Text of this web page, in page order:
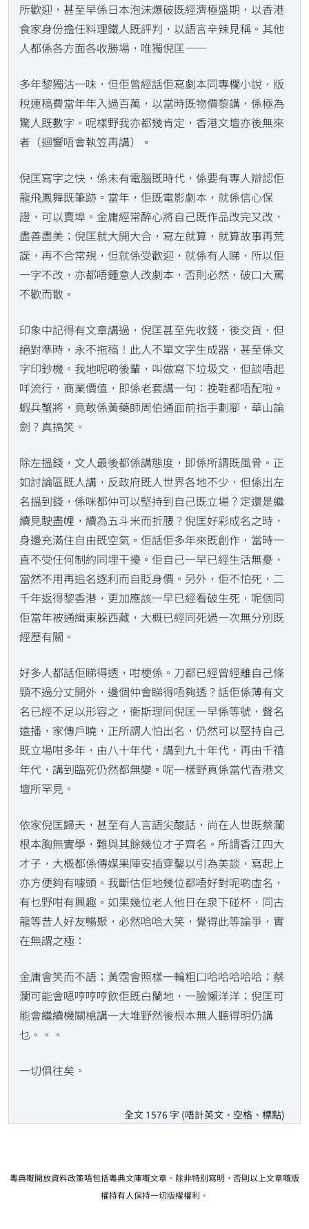
所歡迎，甚至早係日本泡沫爆破既經濟極盛期，以香港
食家身份擔任料理鐵人既評判，以語言辛辣見稱。其他
人都係各方面各收勝場，唯獨倪匡——
多年黎獨沽一味，但佢曾經話佢寫劇本同專欄小說，版
稅連稿費當年年入過百萬，以當時既物價黎講，係極為
驚人既數字。呢樣野我亦都幾肯定，香港文壇亦後無來
者（迴響唔會執笠再講）。
倪匡寫字之快，係未有電腦既時代，係要有專人辯認佢
龍飛鳳舞既筆跡。當年，佢既電影劇本，就係信心保
證，可以賣埠。金庸經常醉心將自己既作品改完又改，
盡善盡美；倪匡就大開大合，寫左就算，就算故事再荒
誕，再不合常規，但就係受歡迎，就係有人睇，所以佢
一字不改，亦都唔鍾意人改劇本，否則必然，破口大罵
不歡而散。
印象中記得有文章講過，倪匡甚至先收錢，後交貨，但
絕對準時，永不拖稿！此人不單文字生成器，甚至係文
字印鈔機。我地呢啲後輩，叫做寫下垃圾文，但談唔起
咩流行，商業價值，即係老套講一句：挽鞋都唔配啦。
蝦兵蟹將，竟敢係黃藥師周伯通面前指手劃腳，華山論
劍？真搞笑。
除左搵錢，文人最後都係講態度，即係所謂既風骨。正
如討論區既人講，反政府既人世界各地不少，但係出左
名搵到錢，係咪都仲可以堅持到自己既立場？定還是繼
續見駛盡𢃇，續為五斗米而折腰？倪匡好彩成名之時，
身邊充滿住自由既空氣。佢話佢多年來既創作，當時一
直不受任何制約同埋干擾。佢自己一早已經生活無憂，
當然不用再追名逐利而自貶身價。另外，佢不怕死，二
千年返得黎香港，更加應該一早已經看破生死，呢個同
佢當年被通緝東躲西藏，大概已經同死過一次無分別既
經歷有關。
好多人都話佢睇得透，咁梗係。刀都已經曾經離自己條
頸不過分丈開外，邊個仲會睇得唔夠透？話佢係薄有文
名已經不足以形容之，衞斯理同倪匡一早係等號，聲名
遠播，家傳戶曉，正所謂人怕出名，仍然可以堅持自己
既立場咁多年，由八十年代，講到九十年代，再由千禧
年代，講到臨死仍然都無變。呢一樣野真係當代香港文
壇所罕見。
依家倪匡歸天，甚至有人言語尖酸話，尚在人世既蔡瀾
根本胸無實學，難與其餘幾位才子齊名。所謂香江四大
才子，大概都係傳媒果陣安插穿鑿以引為美談，寫起上
亦方便夠有噱頭。我斷估佢地幾位都唔好對呢啲虛名，
有乜野咁有興趣。如果幾位老人他日在泉下碰杯，同古
龍等昔人好友暢聚，必然哈哈大笑，覺得此等論爭，實
在無謂之極：
金庸會笑而不語；黃霑會照樣一輪粗口哈哈哈哈哈；蔡
瀾可能會嗯哼哼哼飲佢既白蘭地，一臉懶洋洋；倪匡可
能會繼續機關槍講一大堆野然後根本無人聽得明仍講
乜。。。
一切俱往矣。
全文 1576 字 (唔計英文、空格、標點)
粵典嘅開放資料政策唔包括粵典文庫嘅文章。除非特別寫明，否則以上文章嘅版
權持有人保持一切版權權利。